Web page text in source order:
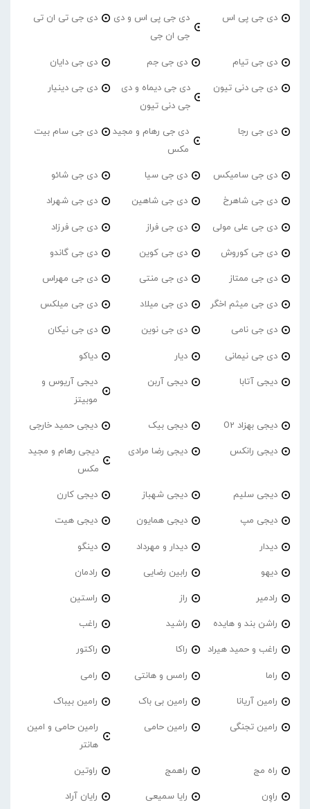
دی جی پی اس
دی جی پی اس و دی
جی ان جی
دی جی تی ان تی
دی جی تیام دی جی جم دی جی دایان
دی جی دنی تیون
دی جی دیماه و دی
جی دنی تیون
دی جی دینیار
دی جی رجا
دی جی رهام و مجید
مکس
دی جی سام بیت
دی جی سامیکس دی جی سیا دی جی شائو
دی جی شاهرخ دی جی شاهین دی جی شهراد
دی جی علی مولی دی جی فراز دی جی فرزاد
دی جی کوروش دی جی کوین دی جی گاندو
دی جی ممتاز دی جی منتی دی جی مهراس
دی جی میثم اخگر دی جی میلاد دی جی میلکس
دی جی نامی دی جی نوین دی جی نیکان
دی جی نیمانی دیار دیاکو
دیجی آتابا دیجی آربن
دیجی آریوس و
موبیتز
دیجی بهزاد O2 دیجی بیک دیجی حمید خارجی
دیجی رانکس دیجی رضا مرادی
دیجی رهام و مجید
مکس
دیجی سلیم دیجی شهباز دیجی کارن
دیجی مپ دیجی همایون دیجی هیت
دیدار دیدار و مهرداد دینگو
دیهو رابین رضایی رادمان
رادمیر راز راستین
راشن بند و هایده راشید راغب
راغب و حمید هیراد راکا راکتور
راما رامس و هانتی رامی
رامین آریانا رامین بی باک رامین بیباک
رامین تجنگی رامین حامی
رامین حامی و امین
هانتر
راه مج راهمج راوتین
راوِن رایا سمیعی رایان آراد